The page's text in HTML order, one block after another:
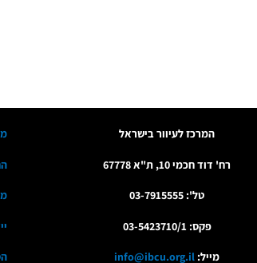
המרכז לעיוור בישראל
רח' דוד חכמי 10, ת"א 67778
טל': 03-7915555
פקס: 03-5423710/1
מייל: info@ibcu.org.il